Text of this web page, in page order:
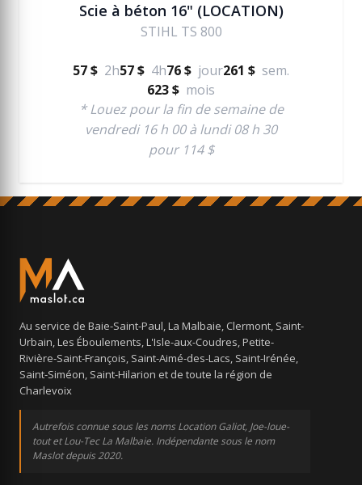
Scie à béton 16" (LOCATION)
STIHL TS 800
57 $ 2h57 $ 4h76 $ jour261 $ sem.
623 $ mois
* Louez pour la fin de semaine de
vendredi 16 h 00 à lundi 08 h 30
pour 114 $
Au service de Baie-Saint-Paul, La Malbaie, Clermont, Saint-
Urbain, Les Éboulements, L'Isle-aux-Coudres, Petite-
Rivière-Saint-François, Saint-Aimé-des-Lacs, Saint-Irénée,
Saint-Siméon, Saint-Hilarion et de toute la région de
Charlevoix
Autrefois connue sous les noms Location Galiot, Joe-loue-
tout et Lou-Tec La Malbaie. Indépendante sous le nom
Maslot depuis 2020.